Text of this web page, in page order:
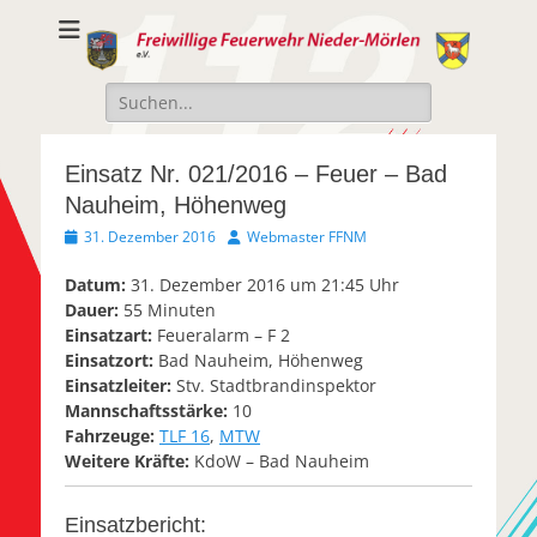
Freiwillige
Feuerwehr Nieder-
Mörlen e.V.
Freiwillige Feuerwehr Nieder-Mörlen e.v.
Suche
nach:
Einsatz Nr. 021/2016 – Feuer – Bad
Nauheim, Höhenweg
Veröffentlicht
31. Dezember 2016 AutorWebmaster FFNM
Datum: 31. Dezember 2016 um 21:45 Uhr
Dauer: 55 Minuten
Einsatzart: Feueralarm – F 2
Einsatzort: Bad Nauheim, Höhenweg
Einsatzleiter: Stv. Stadtbrandinspektor
Mannschaftsstärke: 10
Fahrzeuge: TLF 16, MTW
Weitere Kräfte: KdoW – Bad Nauheim
Einsatzbericht: